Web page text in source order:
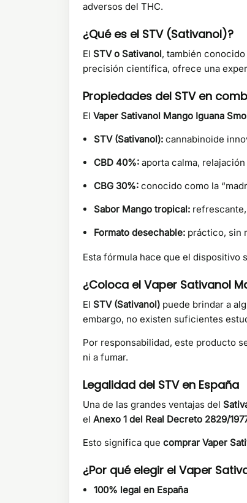
adversos del THC.
¿Qué es el STV (Sativanol)?
El STV o Sativanol, también
precisión científica, ofrece una
Propiedades del STV en
El Vaper Sativanol Mango Iguana
STV (Sativanol): cannabinoide
CBD 40%: aporta calma,
CBG 30%: conocido como la
Sabor Mango tropical:
Formato desechable: práctico, sin
Esta fórmula hace que el dispositivo
¿Coloca el Vaper Sativanol
El STV (Sativanol) puede brindar a
embargo, no existen suficientes
Por responsabilidad, este producto
ni a fumar.
Legalidad del STV en España
Una de las grandes ventajas del
el Anexo 1 del Real Decreto 2829/
Esto significa que comprar Vaper
¿Por qué elegir el Vaper
100% legal en España